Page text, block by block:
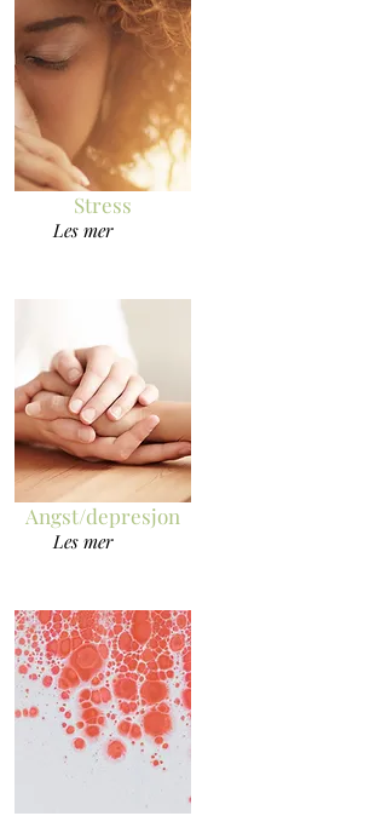
Stress
Les mer
Angst/depresjon
Les mer